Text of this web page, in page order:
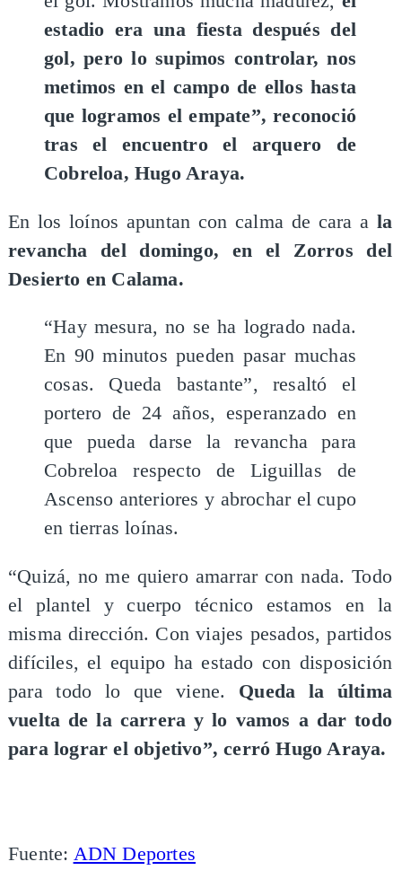
estadio era una fiesta después del
gol, pero lo supimos controlar, nos
metimos en el campo de ellos hasta
que logramos el empate”, reconoció
tras el encuentro el arquero de
Cobreloa, Hugo Araya.
En los loínos apuntan con calma de cara a la
revancha del domingo, en el Zorros del
Desierto en Calama.
“Hay mesura, no se ha logrado nada.
En 90 minutos pueden pasar muchas
cosas. Queda bastante”, resaltó el
portero de 24 años, esperanzado en
que pueda darse la revancha para
Cobreloa respecto de Liguillas de
Ascenso anteriores y abrochar el cupo
en tierras loínas.
“Quizá, no me quiero amarrar con nada. Todo
el plantel y cuerpo técnico estamos en la
misma dirección. Con viajes pesados, partidos
difíciles, el equipo ha estado con disposición
para todo lo que viene. Queda la última
vuelta de la carrera y lo vamos a dar todo
para lograr el objetivo”, cerró Hugo Araya.
Fuente: ADN Deportes